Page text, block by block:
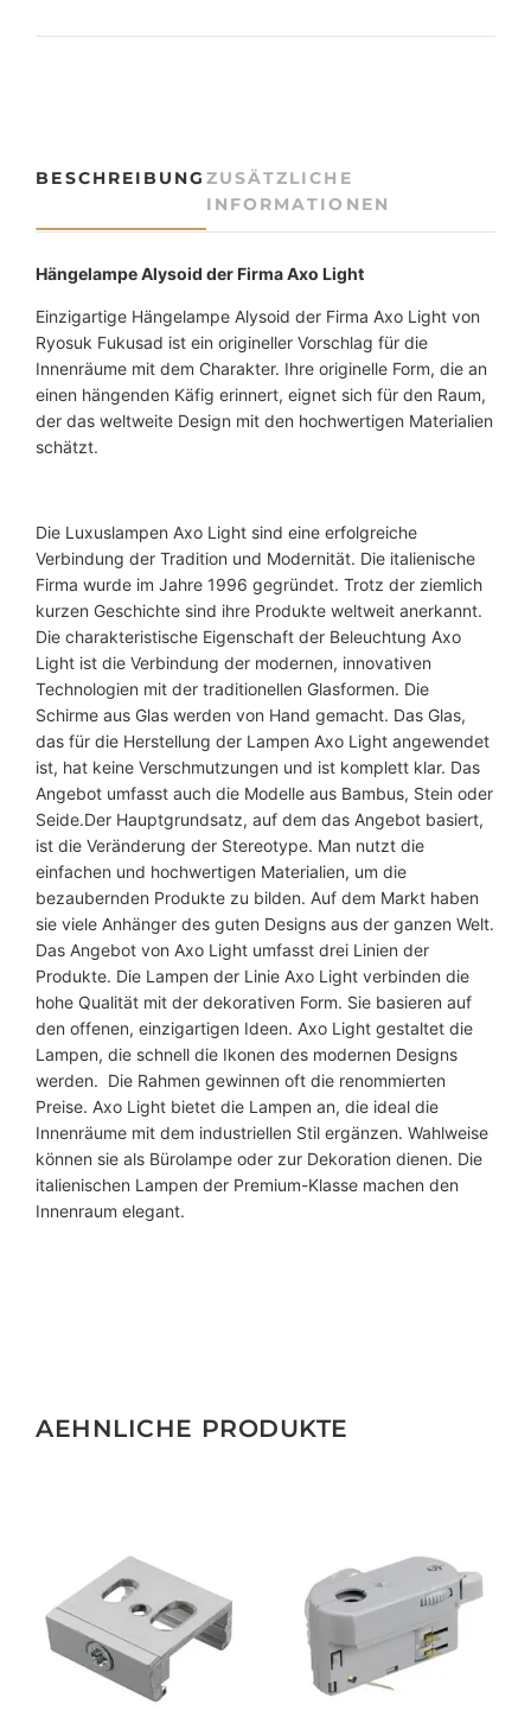
i
n
e
l
e
u
c
h
A
l
y
s
o
i
d
A
x
o
L
i
g
h
t
M
e
n
g
e
BESCHREIBUNG ZUSÄTZLICHE
INFORMATIONEN
Hängelampe Alysoidder Firma Axo Light
Einzigartige Hängelampe Alysoid der Firma Axo Light von
Ryosuk Fukusad ist ein origineller Vorschlag für die
Innenräume mit dem Charakter. Ihre originelle Form, die an
einen hängenden Käfig erinnert, eignet sich für den Raum,
der das weltweite Design mit den hochwertigen Materialien
schätzt.
Die Luxuslampen Axo Light sind eine erfolgreiche
Verbindung der Tradition und Modernität. Die italienische
Firma wurde im Jahre 1996 gegründet. Trotz der ziemlich
kurzen Geschichte sind ihre Produkte weltweit anerkannt.
Die charakteristische Eigenschaft der Beleuchtung Axo
Light ist die Verbindung der modernen, innovativen
Technologien mit der traditionellen Glasformen. Die
Schirme aus Glas werden von Hand gemacht. Das Glas,
das für die Herstellung der Lampen Axo Light angewendet
ist, hat keine Verschmutzungen und ist komplett klar. Das
Angebot umfasst auch die Modelle aus Bambus, Stein oder
Seide.Der Hauptgrundsatz, auf dem das Angebot basiert,
ist die Veränderung der Stereotype. Man nutzt die
einfachen und hochwertigen Materialien, um die
bezaubernden Produkte zu bilden. Auf dem Markt haben
sie viele Anhänger des guten Designs aus der ganzen Welt.
Das Angebot von Axo Light umfasst drei Linien der
Produkte. Die Lampen der Linie Axo Light verbinden die
hohe Qualität mit der dekorativen Form. Sie basieren auf
den offenen, einzigartigen Ideen. Axo Light gestaltet die
Lampen, die schnell die Ikonen des modernen Designs
werden. Die Rahmen gewinnen oft die renommierten
Preise. Axo Light bietet die Lampen an, die ideal die
Innenräume mit dem industriellen Stil ergänzen. Wahlweise
können sie als Bürolampe oder zur Dekoration dienen. Die
italienischen Lampen der Premium-Klasse machen den
Innenraum elegant.
AEHNLICHE PRODUKTE